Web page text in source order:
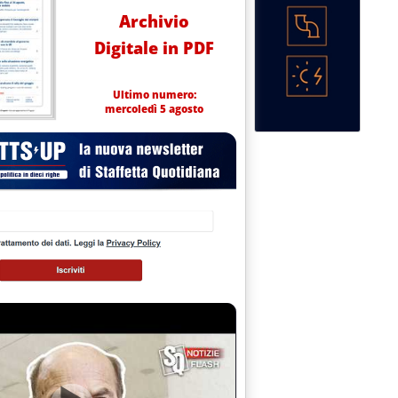
Archivio
Digitale in PDF
Ultimo numero:
mercoledì 5 agosto